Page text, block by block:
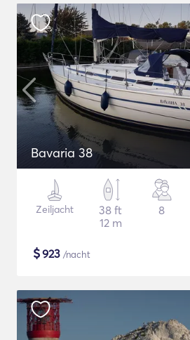
Bavaria 38
Zeiljacht
38 ft
12 m
8
$923 /nacht